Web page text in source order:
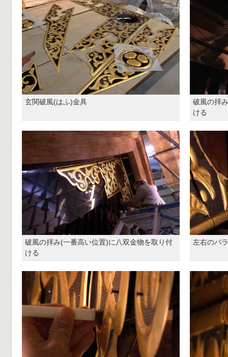
玄関破風(はふ)金具
破風の拝
ける
破風の拝み(一番高い位置)に八双金物を取り付
ける
左右のバ